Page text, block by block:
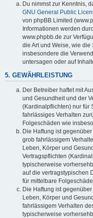
Du nimmst zur Kenntnis,
GNU General Public
von phpBB Limited
Informationen werden
www.phpbb.de zur
die Art und Weise, wie
insbesondere die
untersagen oder auf
5. GEWÄHRLEISTUNG
Der Betreiber haftet mit
und Gesundheit und der
(Kardinalpflichten) nur für
fahrlässiges Verhalten
Folgeschäden wie
Die Haftung ist
grob fahrlässigem
Leben, Körper und
Vertragspflichten
typischerweise
auf die vertragstypischen
für mittelbare
Die Haftung ist
Leben, Körper und
fahrlässigem Verhalten
typischerweise